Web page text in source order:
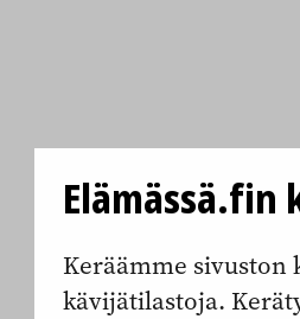
Keräämme sivuston
kävijätilastoja.